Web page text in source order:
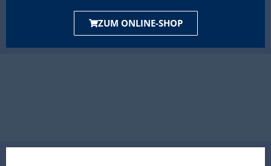
ZUM ONLINE-SHOP